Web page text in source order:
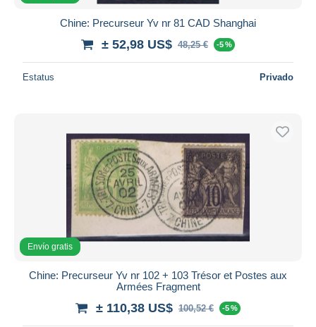
Chine: Precurseur Yv nr 81 CAD Shanghai
± 52,98 US$ 48,25 € -5 %
Estatus Privado
Envío gratis
Chine: Precurseur Yv nr 102 + 103 Trésor et Postes aux
Armées Fragment
± 110,38 US$ 100,52 € -5 %